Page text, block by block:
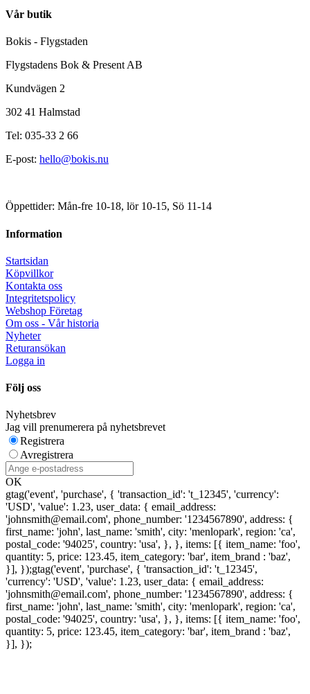
Vår butik
Bokis - Flygstaden
Flygstadens Bok & Present AB
Kundvägen 2
302 41 Halmstad
Tel: 035-33 2 66
E-post: hello@bokis.nu
Öppettider: Mån-fre 10-18, lör 10-15, Sö 11-14
Information
Startsidan
Köpvillkor
Kontakta oss
Integritetspolicy
Webshop Företag
Om oss - Vår historia
Nyheter
Returansökan
Logga in
Följ oss
Nyhetsbrev
Jag vill prenumerera på nyhetsbrevet
Registrera
Avregistrera
OK
gtag('event', 'purchase', { 'transaction_id': 't_12345', 'currency':
'USD', 'value': 1.23, user_data: { email_address:
'johnsmith@email.com', phone_number: '1234567890', address: {
first_name: 'john', last_name: 'smith', city: 'menlopark', region: 'ca',
postal_code: '94025', country: 'usa', }, }, items: [{ item_name: 'foo',
quantity: 5, price: 123.45, item_category: 'bar', item_brand : 'baz',
}], });gtag('event', 'purchase', { 'transaction_id': 't_12345',
'currency': 'USD', 'value': 1.23, user_data: { email_address:
'johnsmith@email.com', phone_number: '1234567890', address: {
first_name: 'john', last_name: 'smith', city: 'menlopark', region: 'ca',
postal_code: '94025', country: 'usa', }, }, items: [{ item_name: 'foo',
quantity: 5, price: 123.45, item_category: 'bar', item_brand : 'baz',
}], });